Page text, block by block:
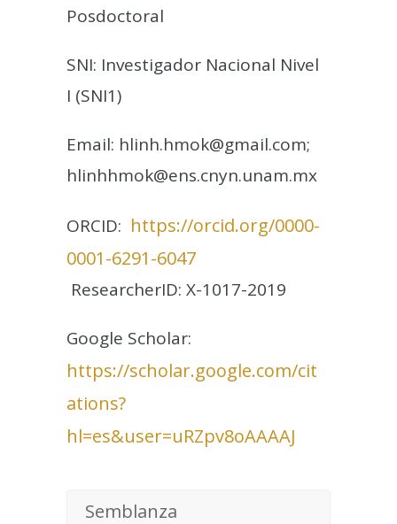
Posdoctoral
SNI: Investigador Nacional Nivel
I (SNI1)
Email: hlinh.hmok@gmail.com;
hlinhhmok@ens.cnyn.unam.mx
ORCID: https://orcid.org/0000-
0001-6291-6047
ResearcherID: X-1017-2019
Google Scholar:
https://scholar.google.com/cit
ations?
hl=es&user=uRZpv8oAAAAJ
Semblanza